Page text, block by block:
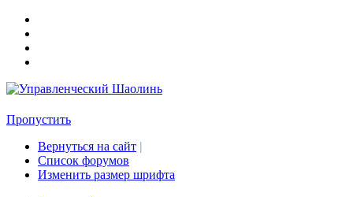
Пропустить
Вернуться на сайт |
Список форумов
Изменить размер шрифта